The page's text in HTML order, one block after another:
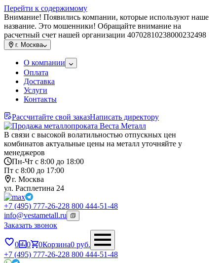
Перейти к содержимому
Внимание! Появились компании, которые используют наше
название. Это мошенники! Обращайте внимание на
расчетный счет нашей организации 40702810238000232498
г. Москва
О компании
Оплата
Доставка
Услуги
Контакты
Рассчитайте свой заказНаписать директору
В связи с высокой волатильностью отпускных цен
комбинатов актуальные цены на металл уточняйте у
менеджеров
Пн-Чт с 8:00 до 18:00
Пт с 8:00 до 17:00
г. Москва
ул. Расплетина 24
+7 (495) 777-26-228 800 444-51-48
info@vestametall.ru
Заказать звонок
0 0 0Корзина0 руб.
+7 (495) 777-26-228 800 444-51-48